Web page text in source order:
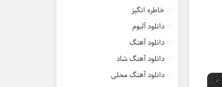
خاطره انگیز
دانلود آلبوم
دانلود آهنگ
دانلود آهنگ شاد
دانلود آهنگ محلی